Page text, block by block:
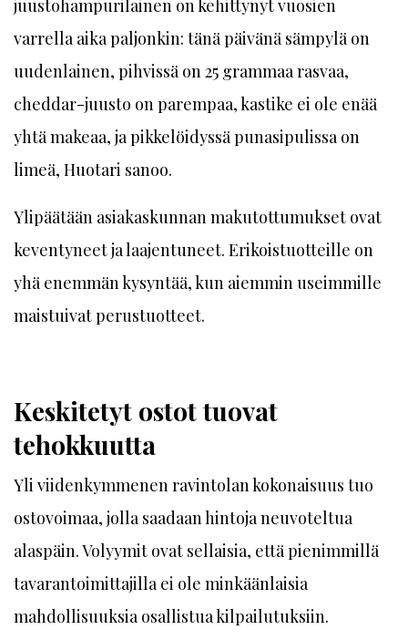
juustohampurilainen on kehittynyt vuosien
varrella aika paljonkin: tänä päivänä sämpylä on
uudenlainen, pihvissä on 25 grammaa rasvaa,
cheddar-juusto on parempaa, kastike ei ole enää
yhtä makeaa, ja pikkelöidyssä punasipulissa on
limeä, Huotari sanoo.
Ylipäätään asiakaskunnan makutottumukset ovat
keventyneet ja laajentuneet. Erikoistuotteille on
yhä enemmän kysyntää, kun aiemmin useimmille
maistuivat perustuotteet.
Keskitetyt ostot tuovat
tehokkuutta
Yli viidenkymmenen ravintolan kokonaisuus tuo
ostovoimaa, jolla saadaan hintoja neuvoteltua
alaspäin. Volyymit ovat sellaisia, että pienimmillä
tavarantoimittajilla ei ole minkäänlaisia
mahdollisuuksia osallistua kilpailutuksiin.